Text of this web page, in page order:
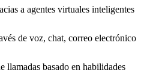
a agentes virtuales inteligentes
de voz, chat, correo electrónico
llamadas basado en habilidades